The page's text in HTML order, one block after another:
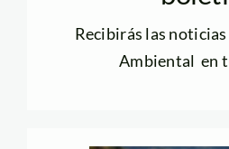
Recibirás las
Ambiental en